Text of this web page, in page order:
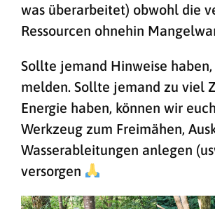
was überarbeitet) obwohl die
Ressourcen ohnehin
Sollte jemand Hinweise
melden. Sollte jemand zu viel
Energie haben, können wir
Werkzeug zum Freimähen,
Wasserableitungen anlegen
versorgen